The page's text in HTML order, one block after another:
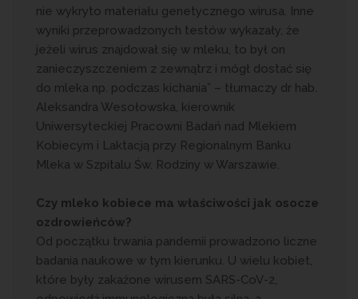
nie wykryto materiału genetycznego wirusa. Inne
wyniki przeprowadzonych testów wykazały, że
jeżeli wirus znajdował się w mleku, to był on
zanieczyszczeniem z zewnątrz i mógł dostać się
do mleka np. podczas kichania” – tłumaczy dr hab.
Aleksandra Wesołowska, kierownik
Uniwersyteckiej Pracowni Badań nad Mlekiem
Kobiecym i Laktacją przy Regionalnym Banku
Mleka w Szpitalu Św. Rodziny w Warszawie.
Czy mleko kobiece ma właściwości jak osocze
ozdrowieńców?
Od początku trwania pandemii prowadzono liczne
badania naukowe w tym kierunku. U wielu kobiet,
które były zakażone wirusem SARS-CoV-2,